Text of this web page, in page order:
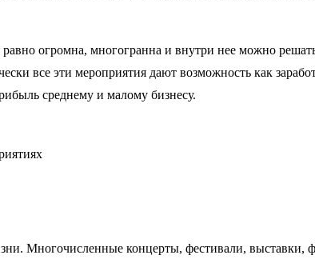
огромна, многогранна и внутри нее можно
все эти мероприятия дают возможность как
среднему и малому бизнесу.
Многочисленные концерты, фестивали, выставки,